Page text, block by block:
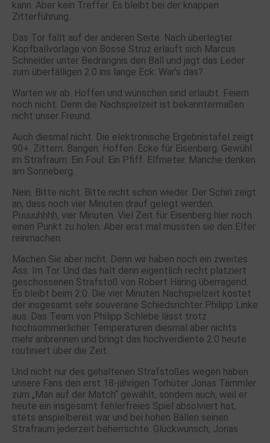
kann. Aber kein Treffer. Es bleibt bei der knappen
Zitterführung.
Das Tor fällt auf der anderen Seite. Nach überlegter
Kopfballvorlage von Bosse Struz erläuft sich Marcus
Schneider unter Bedrängnis den Ball und jagt das Leder
zum überfälligen 2:0 ins lange Eck. War’s das?
Warten wir ab. Hoffen und wünschen sind erlaubt. Feiern
noch nicht. Denn die Nachspielzeit ist bekanntermaßen
nicht unser Freund.
Auch diesmal nicht. Die elektronische Ergebnistafel zeigt
90+. Zittern. Bangen. Hoffen. Ecke für Eisenberg. Gewühl
im Strafraum. Ein Foul. Ein Pfiff. Elfmeter. Manche denken
am Sonneberg.
Nein. Bitte nicht. Bitte nicht schon wieder. Der Schiri zeigt
an, dass noch vier Minuten drauf gelegt werden.
Puuuuhhhh, vier Minuten. Viel Zeit für Eisenberg hier noch
einen Punkt zu holen. Aber erst mal müssten sie den Elfer
reinmachen.
Machen Sie aber nicht. Denn wir haben noch ein zweites
Ass. Im Tor. Und das hält denn eigentlich recht platziert
geschossenen Strafstoß von Robert Häring überragend.
Es bleibt beim 2:0. Die vier Minuten Nachspielzeit kostet
der insgesamt sehr souveräne Schiedsrichter Philipp Linke
aus. Das Team von Philipp Schlebe lässt trotz
hochsommerlicher Temperaturen diesmal aber nichts
mehr anbrennen und bringt das hochverdiente 2:0 heute
routiniert über die Zeit.
Und nicht nur des gehaltenen Strafstoßes wegen haben
unsere Fans den erst 18-jährigen Torhüter Jonas Tämmler
zum „Man auf der Match“ gewählt, sondern auch, weil er
heute ein insgesamt fehlerfreies Spiel absolviert hat,
stets anspielbereit war und bei hohen Bällen seinen
Strafraum jederzeit beherrschte. Glückwunsch, Jonas